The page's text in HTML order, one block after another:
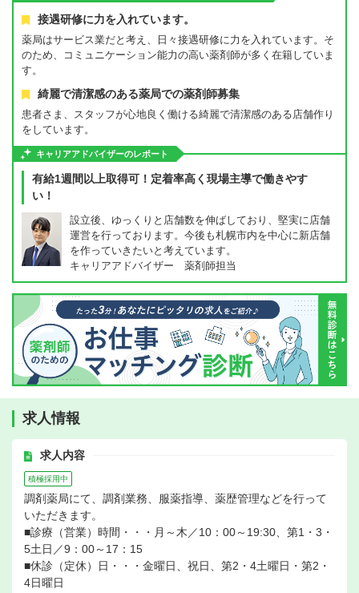
接遇研修に力を入れています。
薬局はサービス業だと考え、日々接遇研修に力を入れています。そ
のため、コミュニケーション能力の高い薬剤師が多く在籍していま
す。
綺麗で清潔感のある薬局での薬剤師募集
患者さま、スタッフが心地良く働ける綺麗で清潔感のある店舗作り
をしています。
キャリアアドバイザーのレポート
有給1週間以上取得可！定着率高く現場主導で働きやす
い！
設立後、ゆっくりと店舗数を伸ばしており、堅実に店舗
運営を行っております。今後も札幌市内を中心に新店舗
を作っていきたいと考えています。
キャリアアドバイザー 薬剤師担当
求人情報
求人内容
積極採用中
調剤薬局にて、調剤業務、服薬指導、薬歴管理などを行って
いただきます。
■診療（営業）時間・・・月～木／10：00～19:30、第1・3・
5土日／9：00～17：15
■休診（定休）日・・・金曜日、祝日、第2・4土曜日・第2・
4日曜日